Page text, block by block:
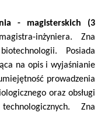
- magisterskich (3
inżyniera. Zna
Posiada
na opis i wyjaśnianie
prowadzenia
oraz obsługi
Zna